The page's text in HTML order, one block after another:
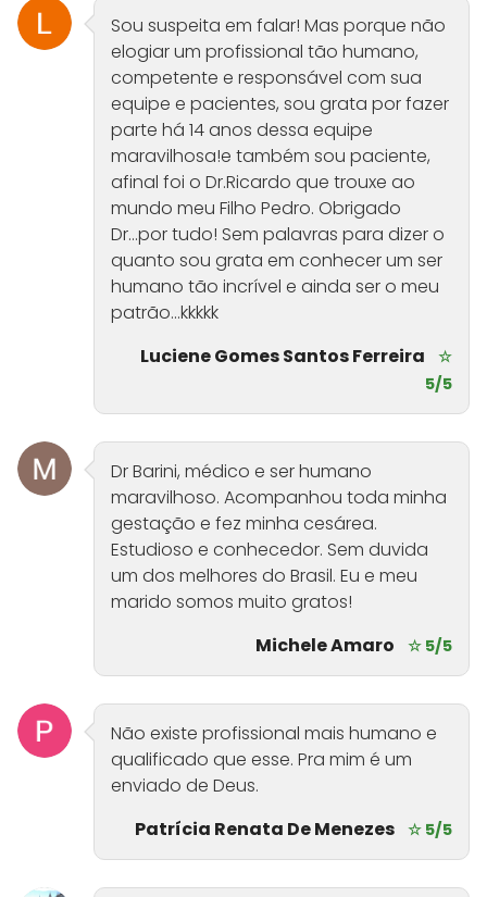
Sou suspeita em falar! Mas porque não
elogiar um profissional tão humano,
competente e responsável com sua
equipe e pacientes, sou grata por fazer
parte há 14 anos dessa equipe
maravilhosa!e também sou paciente,
afinal foi o Dr.Ricardo que trouxe ao
mundo meu Filho Pedro. Obrigado
Dr...por tudo! Sem palavras para dizer o
quanto sou grata em conhecer um ser
humano tão incrível e ainda ser o meu
patrão...kkkkk
Luciene Gomes Santos Ferreira
☆
5/5
Dr Barini, médico e ser humano
maravilhoso. Acompanhou toda minha
gestação e fez minha cesárea.
Estudioso e conhecedor. Sem duvida
um dos melhores do Brasil. Eu e meu
marido somos muito gratos!
Michele Amaro
☆ 5/5
Não existe profissional mais humano e
qualificado que esse. Pra mim é um
enviado de Deus.
Patrícia Renata De Menezes ☆ 5/5